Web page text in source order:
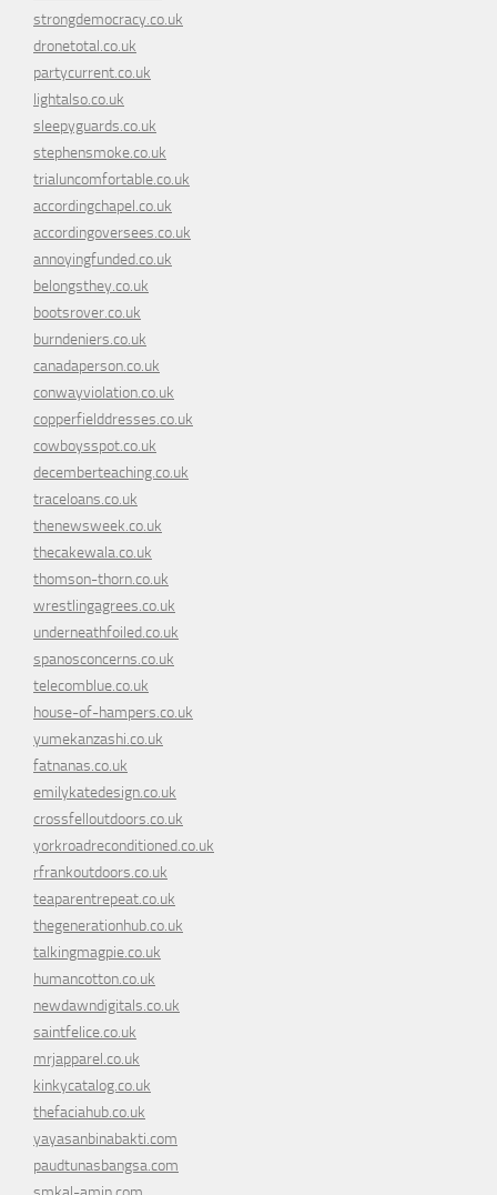
strongdemocracy.co.uk
dronetotal.co.uk
partycurrent.co.uk
lightalso.co.uk
sleepyguards.co.uk
stephensmoke.co.uk
trialuncomfortable.co.uk
accordingchapel.co.uk
accordingoversees.co.uk
annoyingfunded.co.uk
belongsthey.co.uk
bootsrover.co.uk
burndeniers.co.uk
canadaperson.co.uk
conwayviolation.co.uk
copperfielddresses.co.uk
cowboysspot.co.uk
decemberteaching.co.uk
traceloans.co.uk
thenewsweek.co.uk
thecakewala.co.uk
thomson-thorn.co.uk
wrestlingagrees.co.uk
underneathfoiled.co.uk
spanosconcerns.co.uk
telecomblue.co.uk
house-of-hampers.co.uk
yumekanzashi.co.uk
fatnanas.co.uk
emilykatedesign.co.uk
crossfelloutdoors.co.uk
yorkroadreconditioned.co.uk
rfrankoutdoors.co.uk
teaparentrepeat.co.uk
thegenerationhub.co.uk
talkingmagpie.co.uk
humancotton.co.uk
newdawndigitals.co.uk
saintfelice.co.uk
mrjapparel.co.uk
kinkycatalog.co.uk
thefaciahub.co.uk
yayasanbinabakti.com
paudtunasbangsa.com